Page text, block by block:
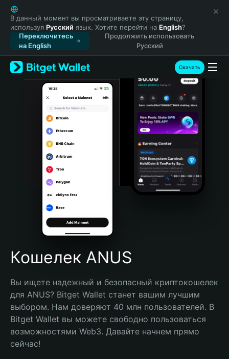
English
日本語
Tiếng Việt
Русский
Español (Latinoamérica)
Türkçe
Italiano
Português (Portugal)
Bahasa Indonesia
Português (Brasil)
Español (Argentina)
В данный момент вы просматриваете эту страницу,
используя Русский язык. Хотите перейти на English?
Переключитесь
на English
Продолжить использовать
Русский
Скачать
Кошелек ANUS
Вы ищете надежный и безопасный криптокошелек
для ANUS? Bitget Wallet станет вашим лучшим
выбором. Нам доверяют 40 млн пользователей. В
Bitget Wallet вы можете свободно пользоваться
возможностями Web3. Давайте начнем прямо
сейчас!